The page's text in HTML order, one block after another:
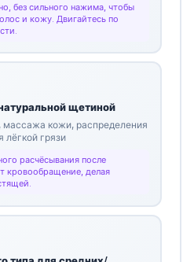
без сильного нажима, чтобы
и кожу. Двигайтесь по
щетиной
кожи, распределения
лёгкой грязи
расчёсывания после
кровообращение, делая